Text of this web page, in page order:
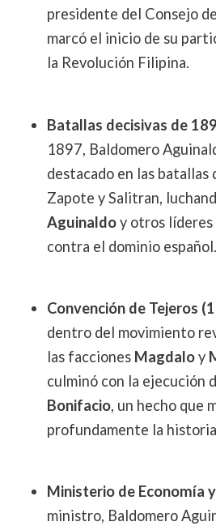
presidente del Consejo
marcó el inicio de su
la Revolución Filipina.
Batallas decisivas de
1897, Baldomero
destacado en las batallas
Zapote y Salitran,
Aguinaldoy otros líderes
contra el dominio español.
Convención de Tejeros
dentro del movimiento
las facciones Magdaloy
culminó con la ejecución
Bonifacio, un hecho que
profundamente la
Ministerio de Economía
ministro, Baldomero